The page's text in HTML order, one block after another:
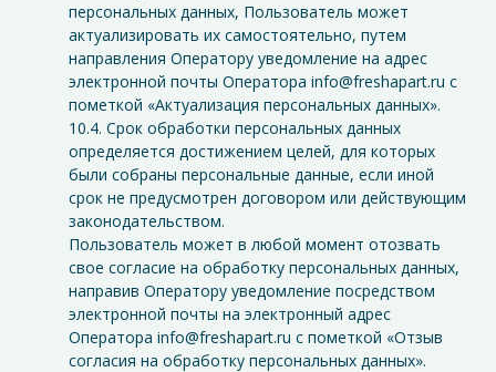
персональных данных, Пользователь может
актуализировать их самостоятельно, путем
направления Оператору уведомление на адрес
электронной почты Оператора info@freshapart.ru с
пометкой «Актуализация персональных данных».
10.4. Срок обработки персональных данных
определяется достижением целей, для которых
были собраны персональные данные, если иной
срок не предусмотрен договором или действующим
законодательством.
Пользователь может в любой момент отозвать
свое согласие на обработку персональных данных,
направив Оператору уведомление посредством
электронной почты на электронный адрес
Оператора info@freshapart.ru с пометкой «Отзыв
согласия на обработку персональных данных».